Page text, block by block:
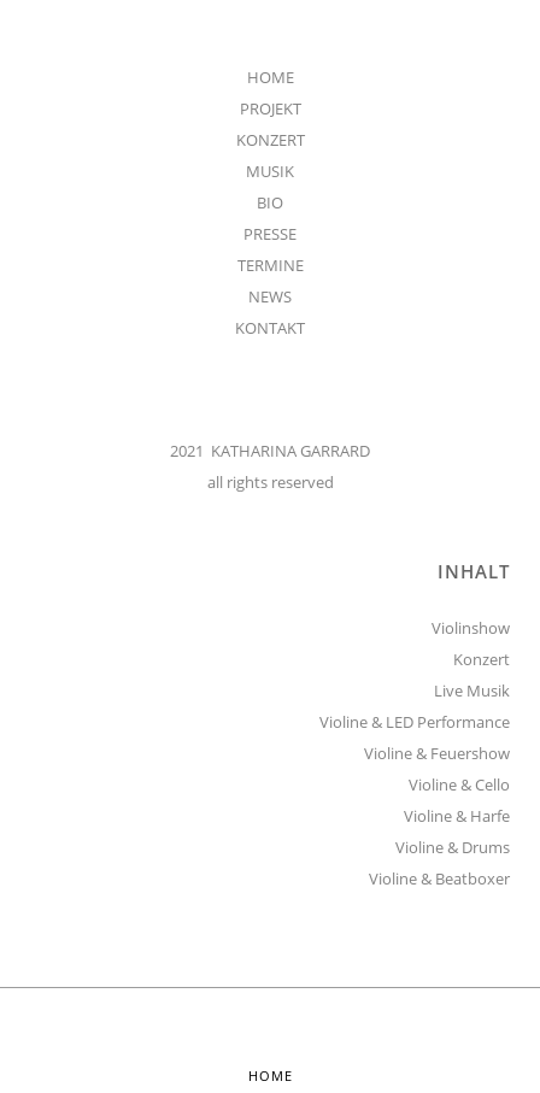
HOME
PROJEKT
KONZERT
MUSIK
BIO
PRESSE
TERMINE
NEWS
KONTAKT
2021 KATHARINA GARRARD
all rights reserved
INHALT
Violinshow
Konzert
Live Musik
Violine & LED Performance
Violine & Feuershow
Violine & Cello
Violine & Harfe
Violine & Drums
Violine & Beatboxer
HOME